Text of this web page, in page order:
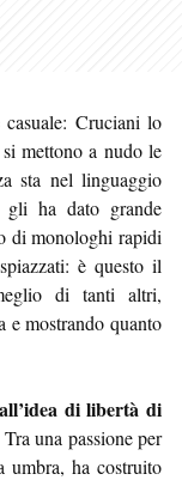
Cruciani lo
mettono a nudo le
sta nel linguaggio
ha dato grande
di monologhi rapidi
è questo il
di tanti altri,
e mostrando quanto
di libertà di
una passione per
umbra, ha costruito